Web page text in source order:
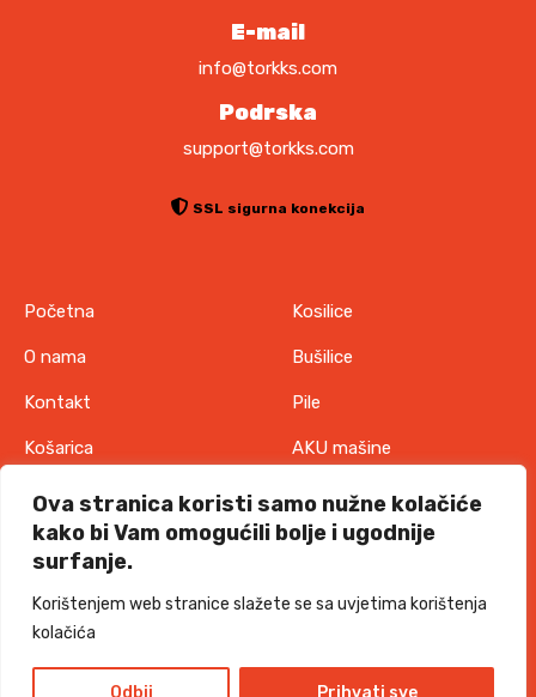
Ova stranica koristi samo nužne kolačiće
kako bi Vam omogućili bolje i ugodnije
surfanje.
Korištenjem web stranice slažete se sa uvjetima korištenja
kolačića
Odbij Prihvati sve
E-mail
info@torkks.com
Podrska
support@torkks.com
SSL sigurna konekcija
Početna
O nama
Kontakt
Košarica
Pravila o zaštiti
privatnosti
Uvjeti korištenja
Politika o kolačićima
Kosilice
Bušilice
Pile
AKU mašine
IT oprema
TORKKS d.o.o. - 2026 sva prava pridržanaDesign and development